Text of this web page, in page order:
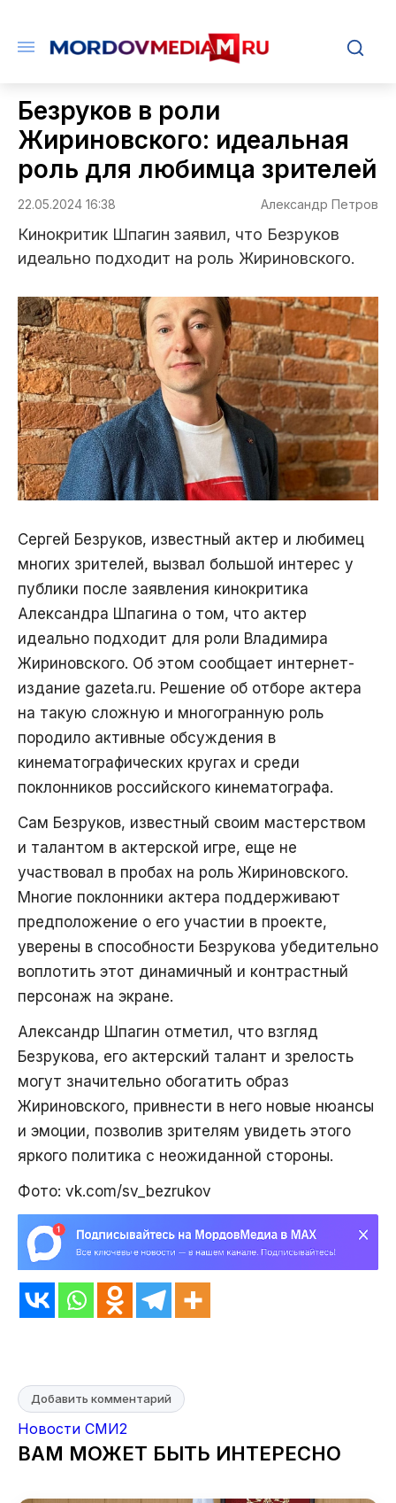
Безруков в роли
Жириновского: идеальная
роль для любимца зрителей
22.05.2024 16:38 Александр Петров
Кинокритик Шпагин заявил, что Безруков
идеально подходит на роль Жириновского.
Сергей Безруков, известный актер и любимец
многих зрителей, вызвал большой интерес у
публики после заявления кинокритика
Александра Шпагина о том, что актер
идеально подходит для роли Владимира
Жириновского. Об этом сообщает интернет-
издание gazeta.ru. Решение об отборе актера
на такую сложную и многогранную роль
породило активные обсуждения в
кинематографических кругах и среди
поклонников российского кинематографа.
Сам Безруков, известный своим мастерством
и талантом в актерской игре, еще не
участвовал в пробах на роль Жириновского.
Многие поклонники актера поддерживают
предположение о его участии в проекте,
уверены в способности Безрукова убедительно
воплотить этот динамичный и контрастный
персонаж на экране.
Александр Шпагин отметил, что взгляд
Безрукова, его актерский талант и зрелость
могут значительно обогатить образ
Жириновского, привнести в него новые нюансы
и эмоции, позволив зрителям увидеть этого
яркого политика с неожиданной стороны.
Фото: vk.com/sv_bezrukov
Добавить комментарий
Новости СМИ2
ВАМ МОЖЕТ БЫТЬ ИНТЕРЕСНО